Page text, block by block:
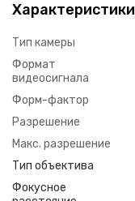
Характеристики
Тип камеры
Формат
видеосигнала
Форм-фактор
Разрешение
Макс. разрешение
Тип объектива
Фокусное